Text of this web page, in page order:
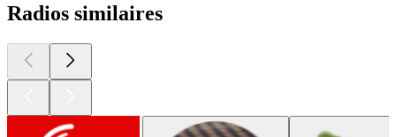
Radios similaires